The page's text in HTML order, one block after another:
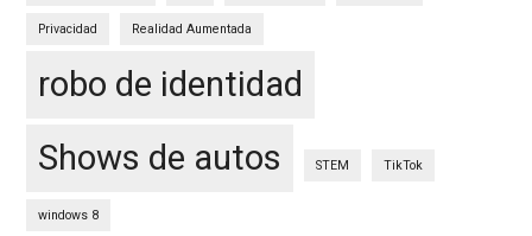
Privacidad Realidad Aumentada
robo de identidad
Shows de autos
STEM TikTok
windows 8